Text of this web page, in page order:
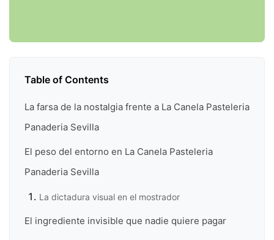
Table of Contents
La farsa de la nostalgia frente a La Canela Pasteleria
Panaderia Sevilla
El peso del entorno en La Canela Pasteleria
Panaderia Sevilla
La dictadura visual en el mostrador
El ingrediente invisible que nadie quiere pagar